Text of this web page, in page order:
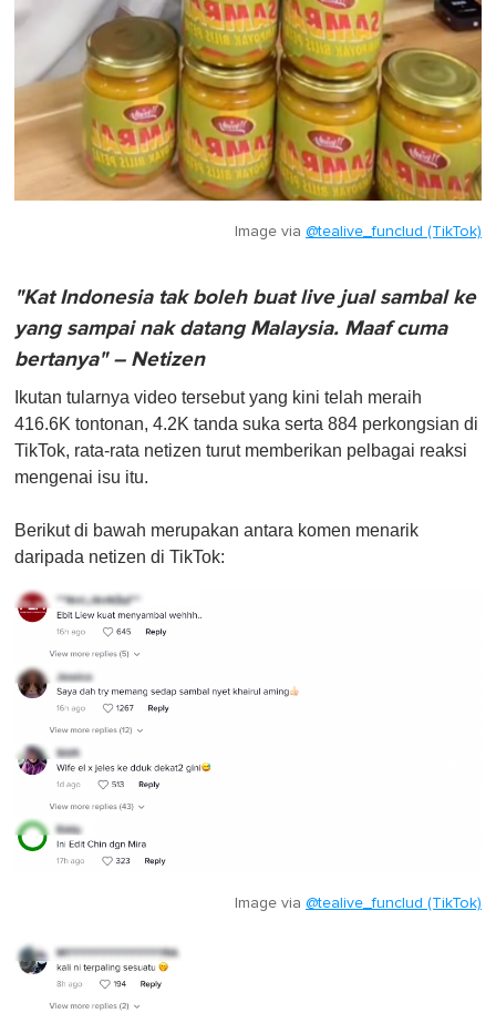
Image via @tealive_funclud (TikTok)
"Kat Indonesia tak boleh buat live jual sambal ke
yang sampai nak datang Malaysia. Maaf cuma
bertanya" – Netizen
Ikutan tularnya video tersebut yang kini telah meraih
416.6K tontonan, 4.2K tanda suka serta 884 perkongsian di
TikTok, rata-rata netizen turut memberikan pelbagai reaksi
mengenai isu itu.
Berikut di bawah merupakan antara komen menarik
daripada netizen di TikTok:
Image via @tealive_funclud (TikTok)